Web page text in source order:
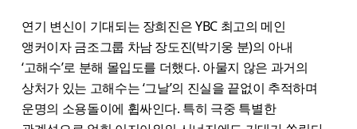
연기 변신이 기대되는 장희진은 YBC 최고의 메인
앵커이자 금조그룹 차남 장도진(박기웅 분)의 아내
‘고해수’로 분해 몰입도를 더했다. 아물지 않은 과거의
상처가 있는 고해수는 ‘그날’의 진실을 끝없이 추적하며
운명의 소용돌이에 휩싸인다. 특히 극중 특별한